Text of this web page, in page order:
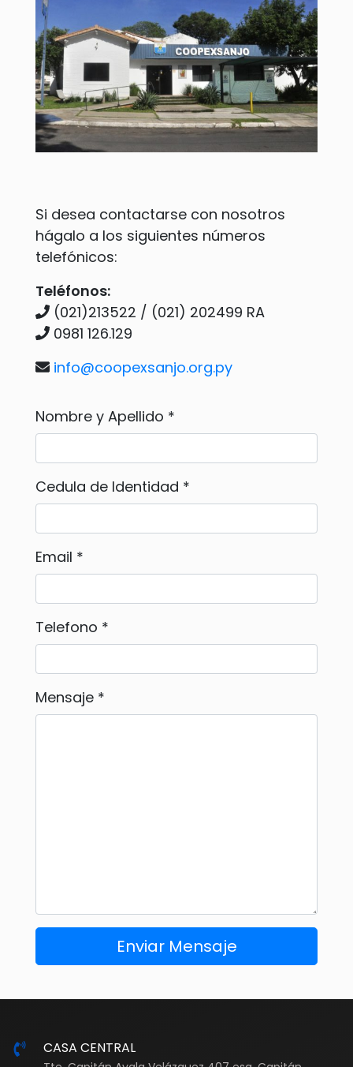
Si desea contactarse con nosotros
hágalo a los siguientes números
telefónicos:
Teléfonos:
(021)213522 / (021) 202499 RA
0981 126.129
info@coopexsanjo.org.py
Nombre y Apellido *
Cedula de Identidad *
Email *
Telefono *
Mensaje *
CASA CENTRAL